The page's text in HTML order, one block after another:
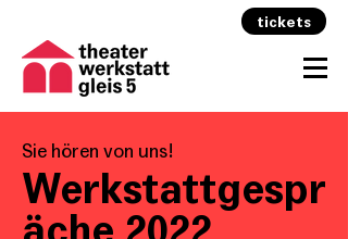
tickets
Sie hören von uns!
Werkstattgespr
äche 2022